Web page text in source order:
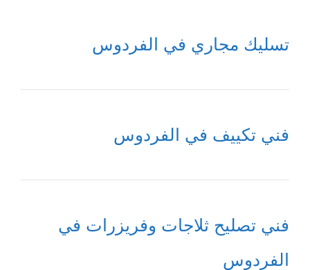
تسليك مجاري في الفردوس
فني تكييف في الفردوس
فني تصليح ثلاجات وفريزرات في
الفردوس